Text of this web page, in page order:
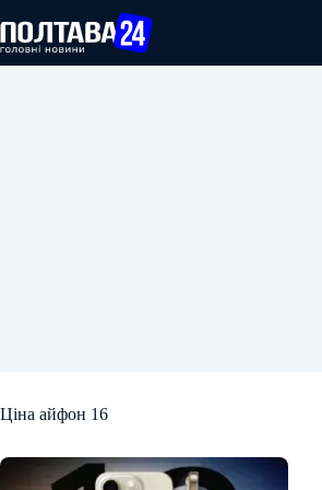
до
вмісту
Ціна айфон 16